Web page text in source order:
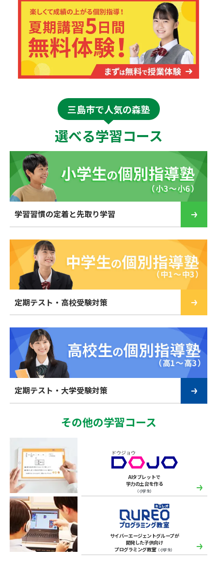
三島市で人気の森塾
選べる学習コース
学習習慣の定着と先取り学習
定期テスト・高校受験対策
定期テスト・大学受験対策
その他の学習コース
AIタブレットで
学力の土台を作る
（小学生）
サイバーエージェントグループが
開発した子供向け
プログラミング教室（小学生）